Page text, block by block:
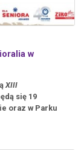
w
XIII
się 19
oraz w Parku